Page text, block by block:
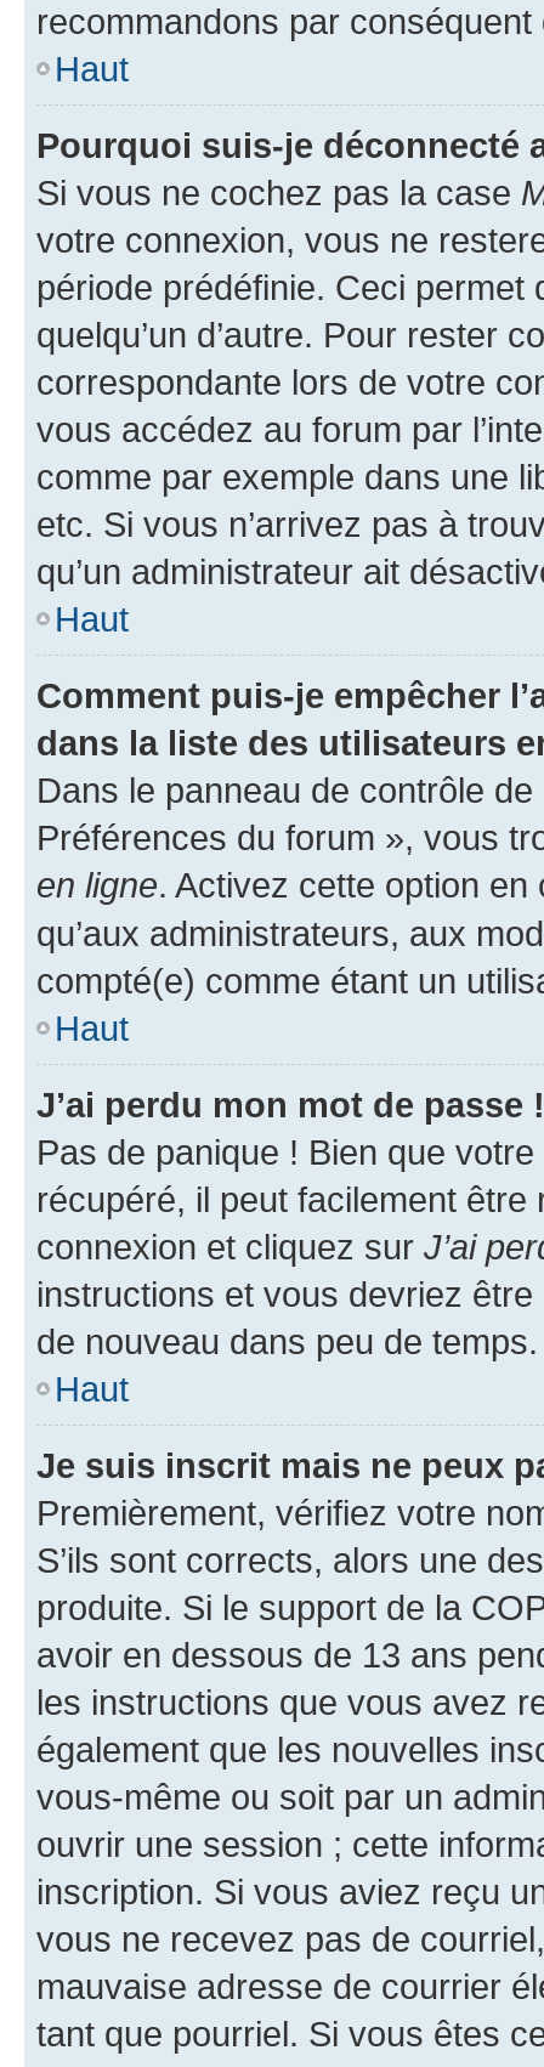
recommandons par conséquent
Haut
Pourquoi suis-je déconnecté
Si vous ne cochez pas la case
votre connexion, vous ne
période prédéfinie. Ceci permet
quelqu’un d’autre. Pour rester
correspondante lors de votre
vous accédez au forum par
comme par exemple dans une
etc. Si vous n’arrivez pas à
qu’un administrateur ait
Haut
Comment puis-je empêcher
dans la liste des utilisateurs
Dans le panneau de contrôle
Préférences du forum », vous
en ligne. Activez cette option
qu’aux administrateurs, aux
compté(e) comme étant un
Haut
J’ai perdu mon mot de passe !
Pas de panique ! Bien que
récupéré, il peut facilement
connexion et cliquez sur J’ai
instructions et vous devriez
de nouveau dans peu de temps.
Haut
Je suis inscrit mais ne peux
Premièrement, vérifiez votre
S’ils sont corrects, alors une
produite. Si le support de la
avoir en dessous de 13 ans
les instructions que vous avez
également que les nouvelles
vous-même ou soit par un
ouvrir une session ; cette
inscription. Si vous aviez reçu
vous ne recevez pas de
mauvaise adresse de courrier
tant que pourriel. Si vous êtes